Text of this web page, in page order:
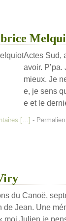
Actes Sud,
avoir.
mieux. Je
e, je sens
e et le
[…] -
du Canoë,
de Jean. Une
moi Julien je